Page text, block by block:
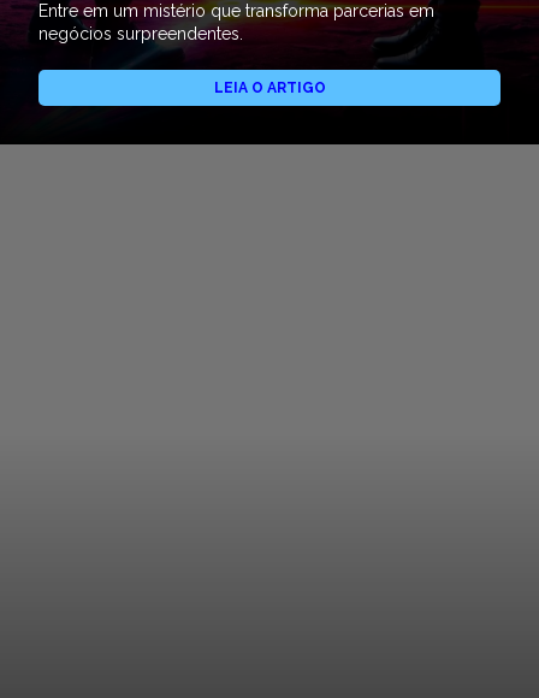
Entre em um mistério que transforma parcerias em
negócios surpreendentes.
LEIA O ARTIGO